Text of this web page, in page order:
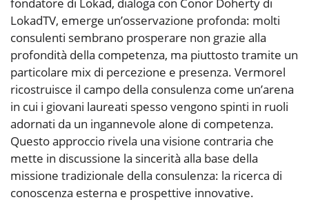
fondatore di Lokad, dialoga con Conor Doherty di
LokadTV, emerge un’osservazione profonda: molti
consulenti sembrano prosperare non grazie alla
profondità della competenza, ma piuttosto tramite un
particolare mix di percezione e presenza. Vermorel
ricostruisce il campo della consulenza come un’arena
in cui i giovani laureati spesso vengono spinti in ruoli
adornati da un ingannevole alone di competenza.
Questo approccio rivela una visione contraria che
mette in discussione la sincerità alla base della
missione tradizionale della consulenza: la ricerca di
conoscenza esterna e prospettive innovative.